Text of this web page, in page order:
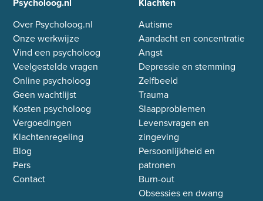
Over Psycholoog.nl
Onze werkwijze
Vind een psycholoog
Veelgestelde vragen
Online psycholoog
Geen wachtlijst
Kosten psycholoog
Vergoedingen
Klachtenregeling
Blog
Pers
Contact
Autisme
Aandacht en concentratie
Angst
Depressie en stemming
Zelfbeeld
Trauma
Slaapproblemen
Levensvragen en
zingeving
Persoonlijkheid en
patronen
Burn-out
Obsessies en dwang